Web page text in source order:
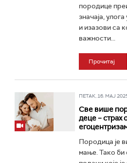
породице
значаја,
и изазови са
важности...
Прочитај
ПЕТАК, 16. МАЈ
Све више
деце – страх
Породица је
мање. Тако би